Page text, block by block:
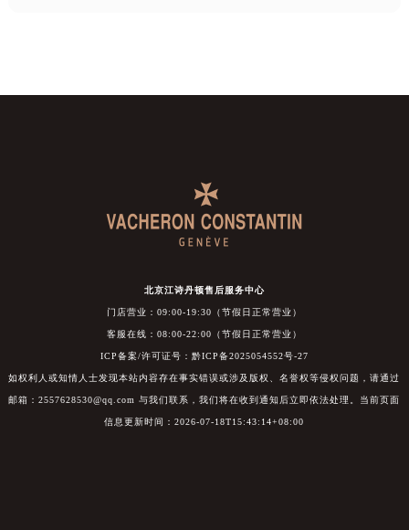
北京江诗丹顿售后服务中心
门店营业：09:00-19:30（节假日正常营业）
客服在线：08:00-22:00（节假日正常营业）
ICP备案/许可证号：黔ICP备2025054552号-27
如权利人或知情人士发现本站内容存在事实错误或涉及版权、名誉权等侵权问题，请通过
邮箱：2557628530@qq.com 与我们联系，我们将在收到通知后立即依法处理。当前页面
信息更新时间：2026-07-18T15:43:14+08:00